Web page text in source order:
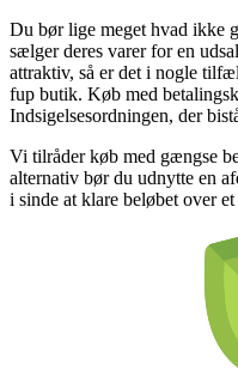
Du bør lige meget hvad ikke
sælger deres varer for en
attraktiv, så er det i nogle
fup butik. Køb med
Indsigelsesordningen, der
Vi tilråder køb med gængse
alternativ bør du udnytte en
i sinde at klare beløbet over